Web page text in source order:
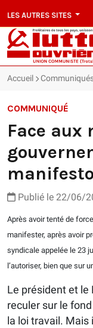
LES AUTRES SITES
Accueil
COMMUNIQUÉ
Face aux
Publié le 22/06/
Après avoir tenté de
manifester, après avoir
syndicale appelée le 23
l’autoriser, bien que sur
Le président et
reculer sur le
la loi travail. Mais